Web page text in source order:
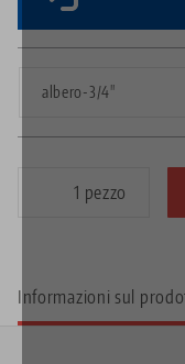
albero-3/4"
pezzo
Informazioni sul